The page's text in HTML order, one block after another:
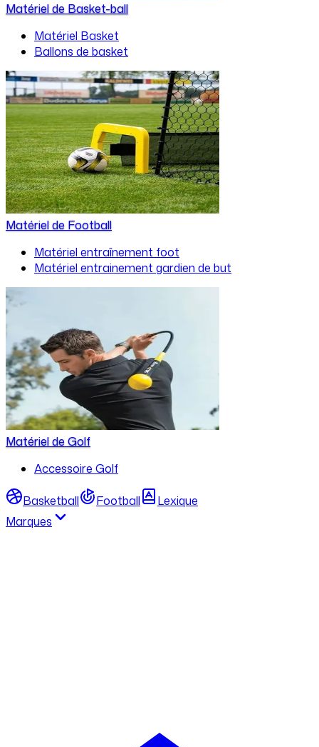
Matériel de Basket-ball
Matériel Basket
Ballons de basket
Matériel de Football
Matériel entraînement foot
Matériel entrainement gardien de but
Matériel de Golf
Accessoire Golf
Basketball Football
Lexique
Marques